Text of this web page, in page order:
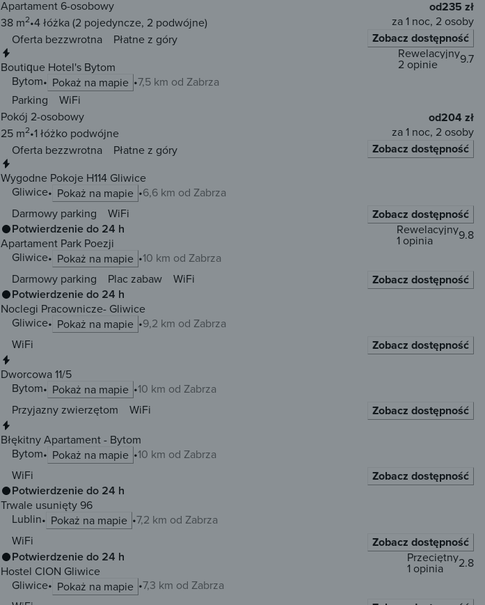
Apartament 6-osobowy
38 m2 4 łóżka(2 pojedyncze, 2 podwójne)
Oferta bezzwrotna
Płatne z góry
od235 zł
za 1 noc, 2 osoby
Zobacz dostępność
Boutique Hotel's Bytom
Bytom
Pokaż na mapie 7,5 km od Zabrza
9.7
Rewelacyjny
2 opinie
Parking
WiFi
Pokój 2-osobowy
25 m2 1 łóżko podwójne
Oferta bezzwrotna
Płatne z góry
od204 zł
za 1 noc, 2 osoby
Zobacz dostępność
Wygodne Pokoje H114 Gliwice
Gliwice
Pokaż na mapie
6,6 km od Zabrza
Darmowy parking
WiFi
Zobacz dostępność
Potwierdzenie do 24 h
Apartament Park Poezji
Gliwice
Pokaż na mapie 10 km od Zabrza
9.8
Rewelacyjny
1 opinia
Darmowy parking Plac zabaw WiFi
Zobacz dostępność
Potwierdzenie do 24 h
Noclegi Pracownicze- Gliwice
Gliwice
Pokaż na mapie
9,2 km od Zabrza
WiFi
Zobacz dostępność
Dworcowa 11/5
Bytom
Pokaż na mapie
10 km od Zabrza
Przyjazny zwierzętom
WiFi
Zobacz dostępność
Błękitny Apartament - Bytom
Bytom
Pokaż na mapie
10 km od Zabrza
WiFi
Zobacz dostępność
Potwierdzenie do 24 h
Trwale usunięty 96
Lublin
Pokaż na mapie 7,2 km od Zabrza
WiFi
Zobacz dostępność
Potwierdzenie do 24 h
Hostel CION Gliwice
Gliwice
Pokaż na mapie 7,3 km od Zabrza
2.8
Przeciętny
1 opinia